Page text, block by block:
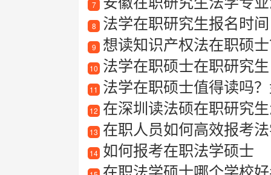
7
8 法学在职研究生报名时间
9 想读知识产权法在职硕
10 法学在职硕士在职研究生
11 法学在职硕士值得读吗
12 在深圳读法硕在职研究
13 在职人员如何高效报考
14 如何报考在职法学硕士